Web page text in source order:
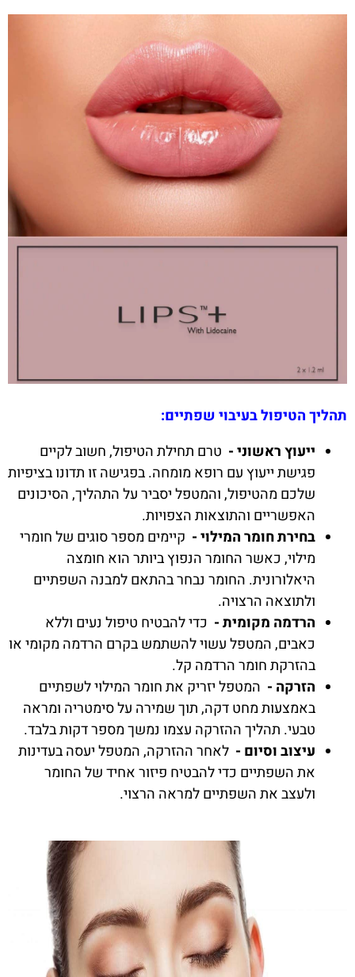
תהליך הטיפול בעיבוי שפתיים:
ייעוץ ראשוני - טרם תחילת הטיפול, חשוב לקיים
פגישת ייעוץ עם רופא מומחה. בפגישה זו תדונו בציפיות
שלכם מהטיפול, והמטפל יסביר על התהליך, הסיכונים
האפשריים והתוצאות הצפויות.
בחירת חומר המילוי - קיימים מספר סוגים של חומרי
מילוי, כאשר החומר הנפוץ ביותר הוא חומצה
היאלורונית. החומר נבחר בהתאם למבנה השפתיים
ולתוצאה הרצויה.
הרדמה מקומית - כדי להבטיח טיפול נעים וללא
כאבים, המטפל עשוי להשתמש בקרם הרדמה מקומי או
בהזרקת חומר הרדמה קל.
הזרקה - המטפל יזריק את חומר המילוי לשפתיים
באמצעות מחט דקה, תוך שמירה על סימטריה ומראה
טבעי. תהליך ההזרקה עצמו נמשך מספר דקות בלבד.
עיצוב וסיום - לאחר ההזרקה, המטפל יעסה בעדינות
את השפתיים כדי להבטיח פיזור אחיד של החומר
ולעצב את השפתיים למראה הרצוי.